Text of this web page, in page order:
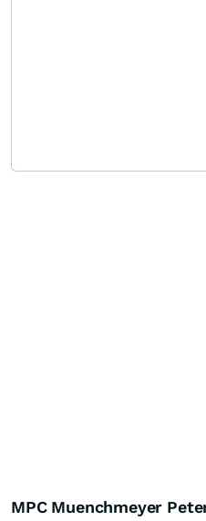
MPC Muenchmeyer